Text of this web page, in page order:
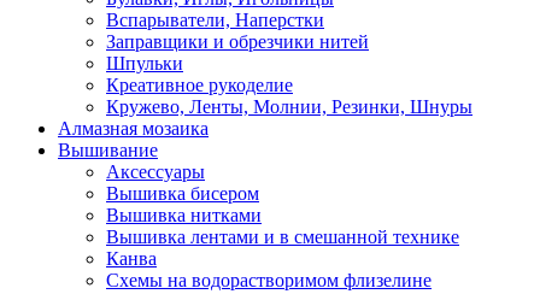
Вспарыватели, Наперстки
Заправщики и обрезчики нитей
Шпульки
Креативное рукоделие
Кружево, Ленты, Молнии, Резинки, Шнуры
Алмазная мозаика
Вышивание
Аксессуары
Вышивка бисером
Вышивка нитками
Вышивка лентами и в смешанной технике
Канва
Схемы на водорастворимом флизелине